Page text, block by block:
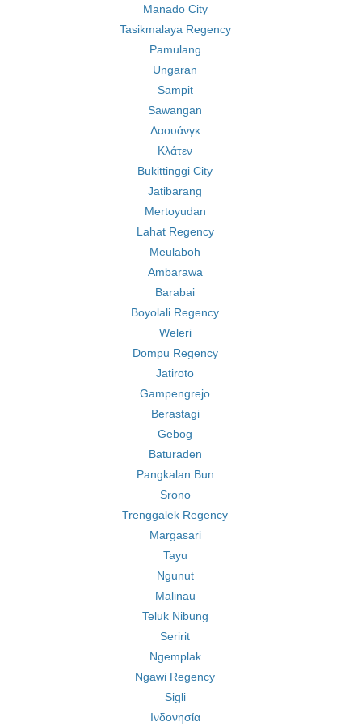
Manado City
Tasikmalaya Regency
Pamulang
Ungaran
Sampit
Sawangan
Λαουάνγκ
Κλάτεν
Bukittinggi City
Jatibarang
Mertoyudan
Lahat Regency
Meulaboh
Ambarawa
Barabai
Boyolali Regency
Weleri
Dompu Regency
Jatiroto
Gampengrejo
Berastagi
Gebog
Baturaden
Pangkalan Bun
Srono
Trenggalek Regency
Margasari
Tayu
Ngunut
Malinau
Teluk Nibung
Seririt
Ngemplak
Ngawi Regency
Sigli
Ινδονησία